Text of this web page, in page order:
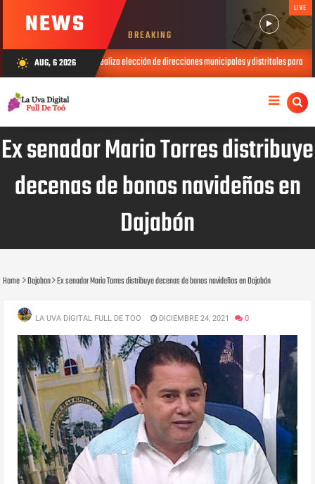
NEWS BREAKING
LIVE
wb_sunny AUG, 6 2026
PRM realiza elección de direcciones municipales y distritales para el período 2026-2028
Ex senador Mario Torres distribuye
decenas de bonos navideños en
Dajabón
Home Dajabon Ex senador Mario Torres distribuye decenas de bonos navideños en Dajabón
LA UVA DIGITAL FULL DE TOO DICIEMBRE 24, 2021 0